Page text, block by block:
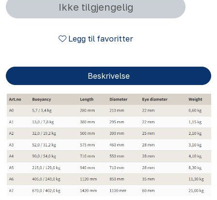
Ikke tilgjengelig
Legg til favoritter
Beskrivelse